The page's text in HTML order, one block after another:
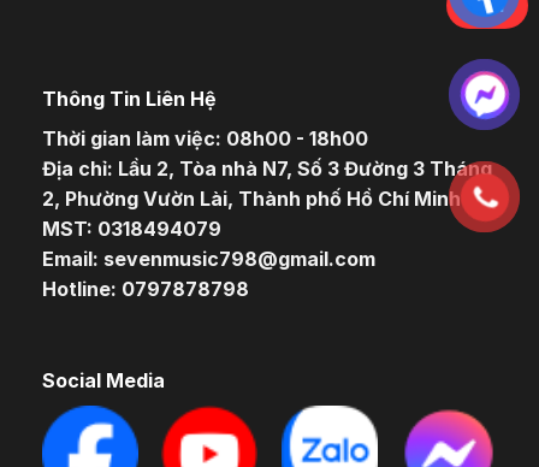
Thông Tin Liên Hệ
Thời gian làm việc: 08h00 - 18h00
Địa chỉ: Lầu 2, Tòa nhà N7, Số 3 Đường 3 Tháng
2, Phường Vườn Lài, Thành phố Hồ Chí Minh
MST: 0318494079
Email: sevenmusic798@gmail.com
Hotline: 0797878798
Social Media